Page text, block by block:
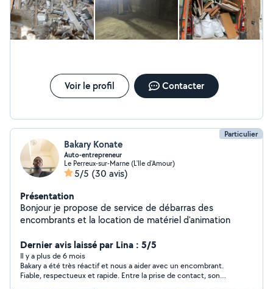
Voir le profil Contacter
Particulier
Bakary Konate
Auto-entrepreneur
Le Perreux-sur-Marne (L'Ile d'Amour)
5/5 (30 avis)
Présentation
Bonjour je propose de service de débarras des
encombrants et la location de matériel d'animation
Dernier avis laissé par Lina : 5/5
Il y a plus de 6 mois
Bakary a été très réactif et nous a aider avec un encombrant.
Fiable, respectueux et rapide. Entre la prise de contact, son